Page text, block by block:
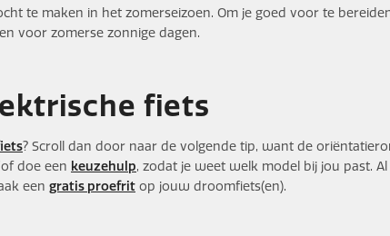
te maken in het zomerseizoen. Om je goed voor te
voor zomerse zonnige dagen.
fiets
? Scroll dan door naar de volgende tip, want de
doe een keuzehulp, zodat je weet welk model bij jou past.
een gratis proefrit op jouw droomfiets(en).